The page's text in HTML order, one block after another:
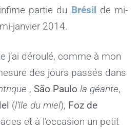
partie du Brésil de mi-
janvier 2014.
j’ai déroulé, comme à mon
des jours passés dans
, São Paulo la géante,
(l’île du miel), Foz de
et à l’occasion un petit